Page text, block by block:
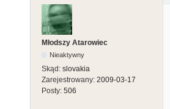
Młodszy Atarowiec
Nieaktywny
Skąd: slovakia
Zarejestrowany: 2009-03-17
Posty: 506